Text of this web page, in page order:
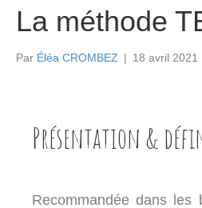
La méthode
Par Éléa CROMBEZ | 18 avril 2021
Présentation &
Recommandée dans les